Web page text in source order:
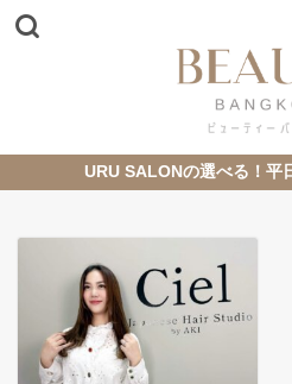
URU SALONの選べる！平